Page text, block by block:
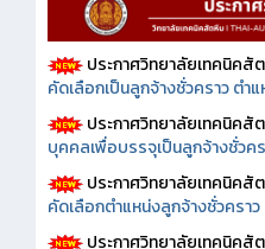
ประกาศวิทยาลัยเทคนิคสั
คัดเลือกเป็นลูกจ้างชั่วคราว ตำ
ประกาศวิทยาลัยเทคนิคสั
บุคคลเพื่อบรรจุเป็นลูกจ้างชั่วค
ประกาศวิทยาลัยเทคนิคสั
คัดเลือกตำแหน่งลูกจ้างชั่วคราว
ประกาศวิทยาลัยเทคนิคสั